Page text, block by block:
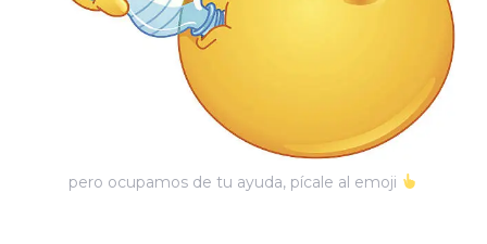
pero ocupamos de tu ayuda, pícale al emoji